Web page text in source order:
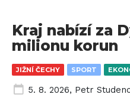
JIŽNÍ ČECHY SPORT
Kraj nabízí za
milionu korun
5. 8. 2026, Petr